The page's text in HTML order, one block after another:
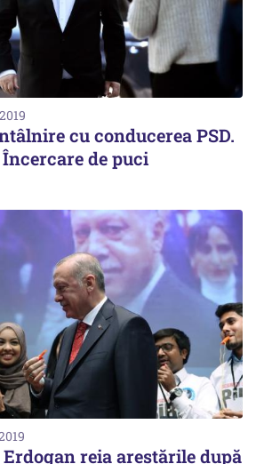
cu conducerea PSD.
de puci
reia arestările după